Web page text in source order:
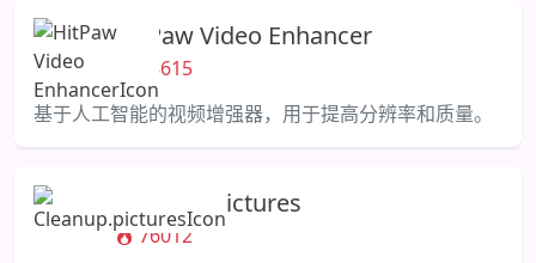
HitPaw Video Enhancer
78615
基于人工智能的视频增强器，用于提高分辨率和质量。
Cleanup.pictures
76012